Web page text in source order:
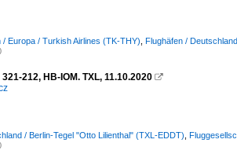
/ Europa / Turkish Airlines (TK-THY) Flughäfen /
212, HB-IOM. TXL, 11.10.2020 
/ Berlin-Tegel "Otto Lilienthal" (TXL-EDDT)